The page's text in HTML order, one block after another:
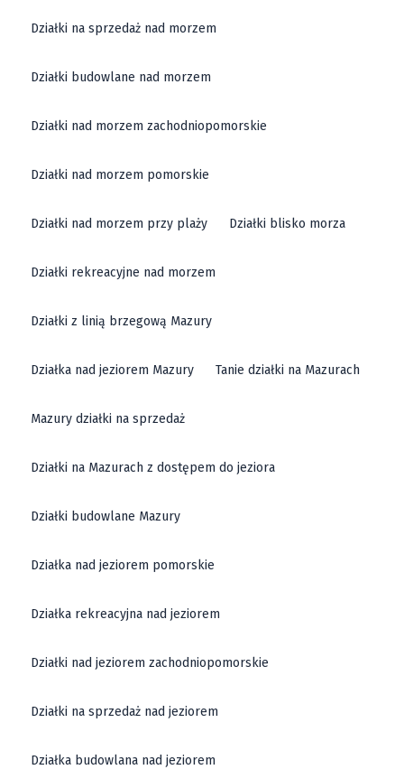
Działki na sprzedaż nad morzem
Działki budowlane nad morzem
Działki nad morzem zachodniopomorskie
Działki nad morzem pomorskie
Działki nad morzem przy plaży Działki blisko morza
Działki rekreacyjne nad morzem
Działki z linią brzegową Mazury
Działka nad jeziorem Mazury Tanie działki na Mazurach
Mazury działki na sprzedaż
Działki na Mazurach z dostępem do jeziora
Działki budowlane Mazury
Działka nad jeziorem pomorskie
Działka rekreacyjna nad jeziorem
Działki nad jeziorem zachodniopomorskie
Działki na sprzedaż nad jeziorem
Działka budowlana nad jeziorem